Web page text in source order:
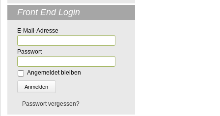
Front End Login
E-Mail-Adresse
Passwort
Angemeldet bleiben
Passwort vergessen?